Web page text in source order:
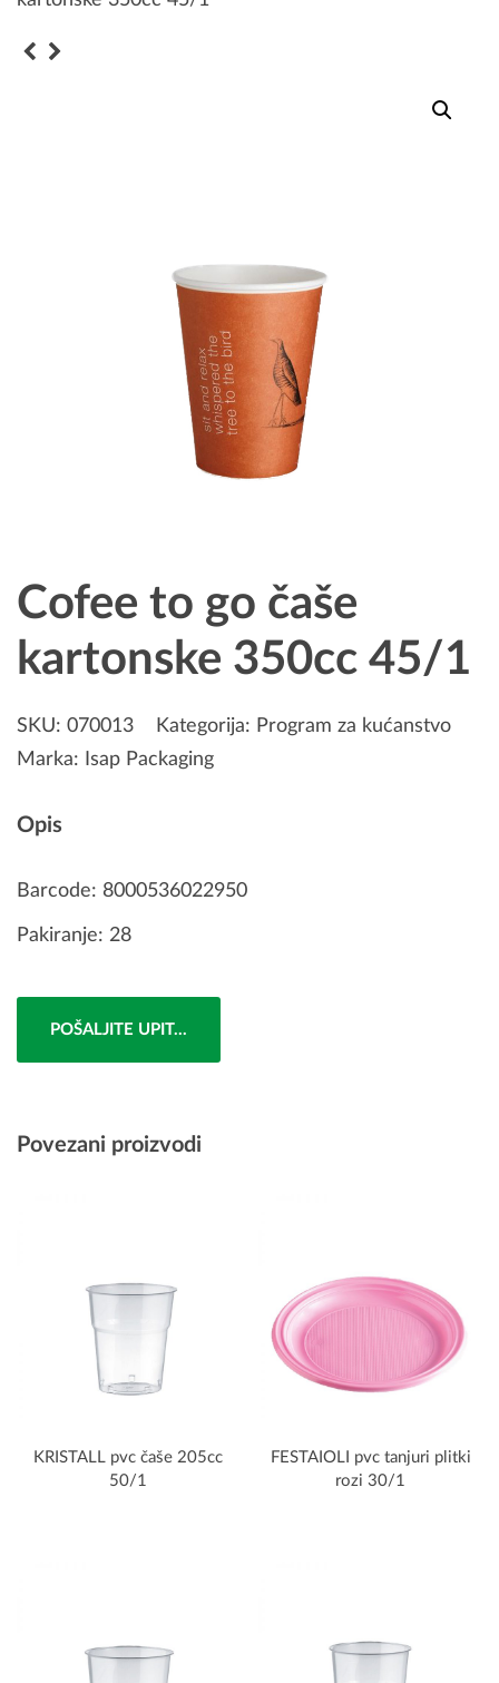
Cofee to go čaše
kartonske 350cc 45/1
SKU: 070013 Kategorija: Program za kućanstvo
Marka:
Isap Packaging
Opis
Barcode: 8000536022950
Pakiranje: 28
POŠALJITE UPIT...
Povezani proizvodi
KRISTALL pvc čaše 205cc
50/1
FESTAIOLI pvc tanjuri plitki
rozi 30/1